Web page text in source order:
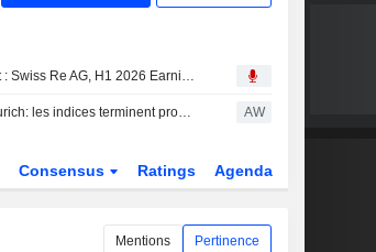
Transcript : Swiss Re AG, H1 2026 Earnings Call, Aug 06, 2026
Bourse Zurich: les indices terminent proches de l'équilibre AW
Consensus Ratings Agenda
Mentions Pertinence